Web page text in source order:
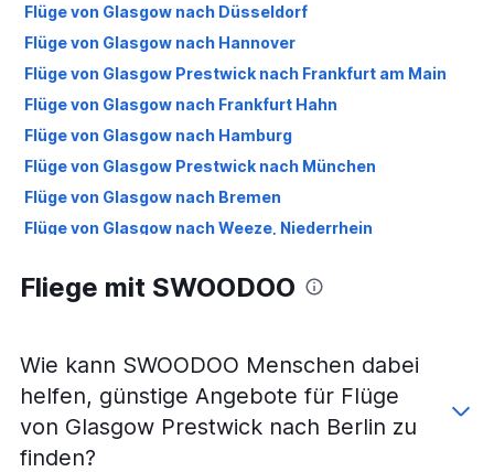
Flüge von Glasgow nach Düsseldorf
Flüge von Glasgow nach Hannover
Flüge von Glasgow Prestwick nach Frankfurt am Main
Flüge von Glasgow nach Frankfurt Hahn
Flüge von Glasgow nach Hamburg
Flüge von Glasgow Prestwick nach München
Flüge von Glasgow nach Bremen
Flüge von Glasgow nach Weeze, Niederrhein
Flüge von Glasgow nach Köln
Flüge von Glasgow nach Nürnberg
Flüge von Glasgow nach Memmingen
Fliege mit SWOODOO
Wie kann SWOODOO Menschen dabei
helfen, günstige Angebote für Flüge
von Glasgow Prestwick nach Berlin zu
finden?